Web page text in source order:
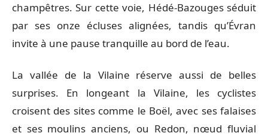
champêtres. Sur cette voie, Hédé-Bazouges séduit
par ses onze écluses alignées, tandis qu’Évran
invite à une pause tranquille au bord de l’eau.
La vallée de la Vilaine réserve aussi de belles
surprises. En longeant la Vilaine, les cyclistes
croisent des sites comme le Boël, avec ses falaises
et ses moulins anciens, ou Redon, nœud fluvial